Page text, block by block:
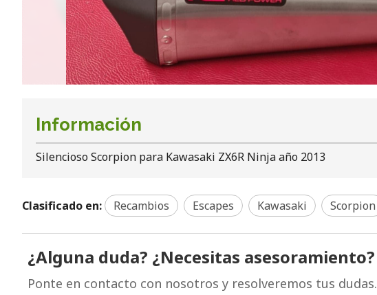
Información
Silencioso Scorpion para Kawasaki ZX6R Ninja año 2013
Clasificado en: Recambios Escapes Kawasaki Scorpion
¿Alguna duda? ¿Necesitas asesoramiento?
Ponte en contacto con nosotros y resolveremos tus dudas.